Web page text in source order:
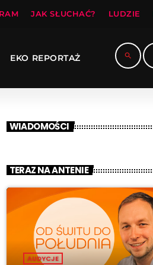
JAK SŁUCHAĆ? LUDZIE
EKO REPORTAŻ search
WIADOMOŚCI
TERAZ NA ANTENIE
AUDYCJE